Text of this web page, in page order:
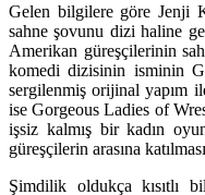
Gelen bilgilere göre Jenji
sahne şovunu dizi haline
Amerikan güreşçilerinin
komedi dizisinin isminin
sergilenmiş orijinal yapım
ise Gorgeous Ladies of
işsiz kalmış bir kadın
güreşçilerin arasına
Şimdilik oldukça kısıtlı